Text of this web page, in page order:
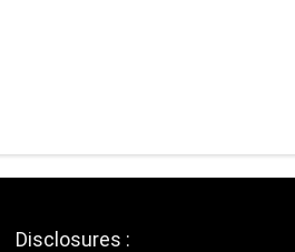
Disclosures :